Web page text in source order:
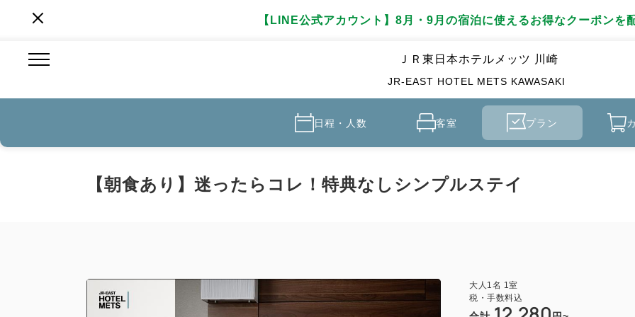
【LINE公式アカウント】8月・9月の宿泊に使えるお得なクーポンを
ＪＲ東日本ホテルメッツ 川崎
JR-EAST HOTEL METS KAWASAKI
日程・人数 客室 プラン
【朝食あり】迷ったらコレ！特典なしシンプルステイ
大人 1名 1室
税・手数料込